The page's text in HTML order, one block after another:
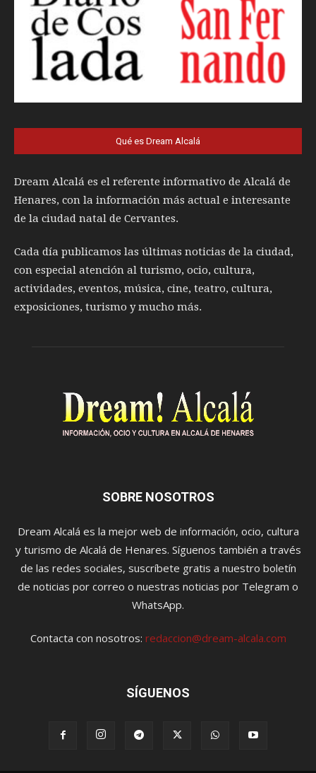
Qué es Dream Alcalá
Dream Alcalá es el referente informativo de Alcalá de
Henares, con la información más actual e interesante
de la ciudad natal de Cervantes.
Cada día publicamos las últimas noticias de la ciudad,
con especial atención al turismo, ocio, cultura,
actividades, eventos, música, cine, teatro, cultura,
exposiciones, turismo y mucho más.
SOBRE NOSOTROS
Dream Alcalá es la mejor web de información, ocio, cultura
y turismo de Alcalá de Henares. Síguenos también a través
de las redes sociales, suscríbete gratis a nuestro boletín
de noticias por correo o nuestras noticias por Telegram o
WhatsApp.
Contacta con nosotros: redaccion@dream-alcala.com
SÍGUENOS